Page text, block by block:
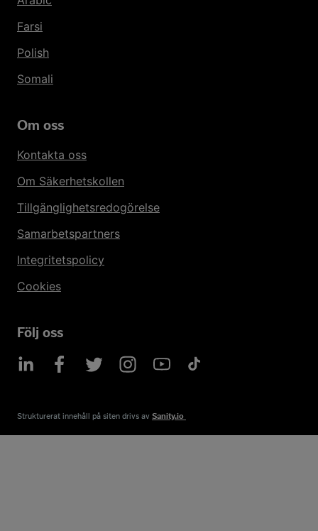
Farsi
Polish
Somali
Om oss
Kontakta oss
Om Säkerhetskollen
Tillgänglighetsredogörelse
Samarbetspartners
Integritetspolicy
Cookies
Följ oss
Strukturerat innehåll på siten drivs av​ Sanity.io